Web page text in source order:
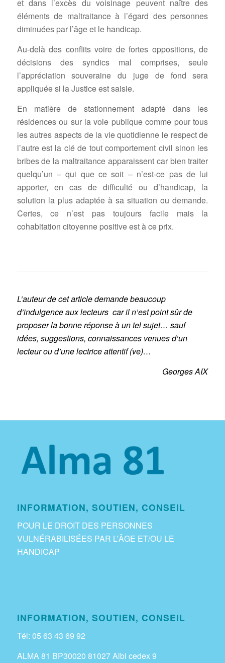
et dans l’excès du voisinage peuvent naître des
éléments de maltraitance à l’égard des personnes
diminuées par l’âge et le handicap.
Au-delà des conflits voire de fortes oppositions, de
décisions des syndics mal comprises, seule
l’appréciation souveraine du juge de fond sera
appliquée si la Justice est saisie.
En matière de stationnement adapté dans les
résidences ou sur la voie publique comme pour tous
les autres aspects de la vie quotidienne le respect de
l’autre est la clé de tout comportement civil sinon les
bribes de la maltraitance apparaissent car bien traiter
quelqu’un – qui que ce soit – n’est-ce pas de lui
apporter, en cas de difficulté ou d’handicap, la
solution la plus adaptée à sa situation ou demande.
Certes, ce n’est pas toujours facile mais la
cohabitation citoyenne positive est à ce prix.
L’auteur de cet article demande beaucoup
d’indulgence aux lecteurs car il n’est point sûr de
proposer la bonne réponse à un tel sujet… sauf
idées, suggestions, connaissances venues d’un
lecteur ou d’une lectrice attentif (ve)…
Georges AIX
INFORMATION, SOUTIEN, CONSEIL
POUR LE DROIT DES PERSONNES
VULNÉRABILISÉES PAR L’ÂGE ET/OU LE
HANDICAP
INFORMATION, SOUTIEN, CONSEIL
Tél: 05 63 43 69 92
ALMA 81 BP30020 81027 Albi cedex 9